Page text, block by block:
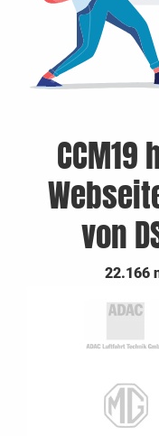
von
22.166